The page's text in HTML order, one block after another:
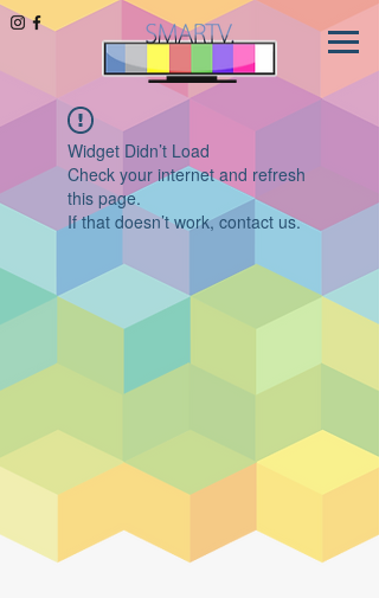
Widget Didn’t Load
Check your internet and refresh
this page.
If that doesn’t work, contact us.